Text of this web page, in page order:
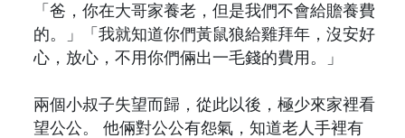
「爸，你在大哥家養老，但是我們不會給贍養費
的。」「我就知道你們黃鼠狼給雞拜年，沒安好
心，放心，不用你們倆出一毛錢的費用。」
兩個小叔子失望而歸，從此以後，極少來家裡看
望公公。 他倆對公公有怨氣，知道老人手裡有